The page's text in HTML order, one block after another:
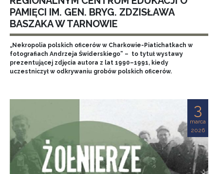
PAMIĘCI IM. GEN. BRYG. ZDZISŁAWA
BASZAKA W TARNOWIE
„Nekropolia polskich oficerów w Charkowie-Piatichatkach w
fotografiach Andrzeja Świderskiego” – to tytuł wystawy
prezentującej zdjęcia autora z lat 1990–1991, kiedy
uczestniczył w odkrywaniu grobów polskich oficerów.
3
marca
2026